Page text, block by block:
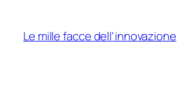
content
Le mille facce dell'innovazione